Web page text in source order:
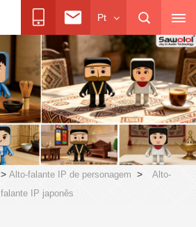
Pt
> Alto-falante IP de personagem >
Alto-
falante IP japonês